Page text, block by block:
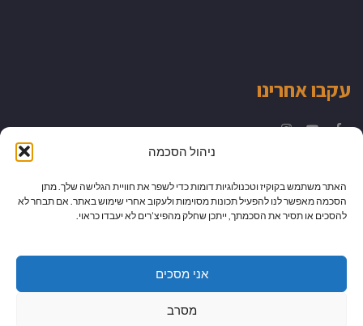
ניהול הסכמה
האתר משתמש בקוקיז וטכנולוגיות דומות כדי לשפר את חוויית הגלישה שלך. מתן
הסכמה מאפשר לנו להפעיל תכונות מסוימות ולעקוב אחרי שימוש באתר. אם תבחר לא
להסכים או תסיר את הסכמתך, ייתכן שחלק מהפיצ’רים לא יעבדו כראוי.
אני מסכים
מסרב
עקבו אחרינו